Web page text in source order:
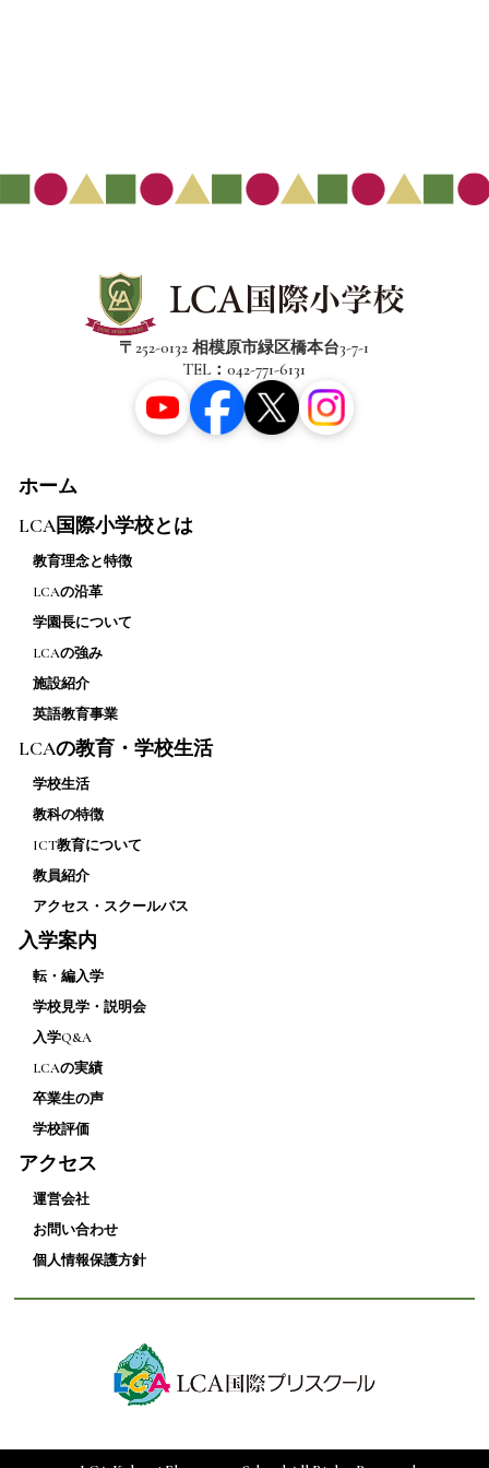
〒252-0132 相模原市緑区橋本台3-7-1
TEL：042-771-6131
ホーム
LCA国際小学校とは
教育理念と特徴
LCAの沿革
学園長について
LCAの強み
施設紹介
英語教育事業
LCAの教育・学校生活
学校生活
教科の特徴
ICT教育について
教員紹介
アクセス・スクールバス
入学案内
転・編入学
学校見学・説明会
入学Q&A
LCAの実績
卒業生の声
学校評価
アクセス
運営会社
お問い合わせ
個人情報保護方針